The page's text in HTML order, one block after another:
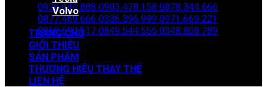
0976.644.888 0903.478.158 0878.344.666
0877.469.666 0336.396.999 0971.669.221
0969.690.617 0849.544.555 0348.808.789
Zalo đặt hàng
Volvo
TRANG CHỦ
GIỚI THIỆU
SẢN PHẨM
THƯƠNG HIỆU THAY THẾ
LIÊN HỆ